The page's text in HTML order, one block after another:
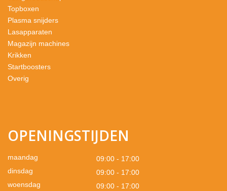
Topboxen
Plasma snijders
Lasapparaten
Magazijn machines
Krikken
Startboosters
Overig
OPENINGSTIJDEN
maandag
09:00 - 17:00
dinsdag
09:00 - 17:00
woensdag
09:00 - 17:00